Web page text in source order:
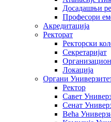
Досадашњи
Професори
Акредитација
Ректорат
Ректорски
Секретаријат
Локација
Органи
Ректор
Савет
Сенат
Већа